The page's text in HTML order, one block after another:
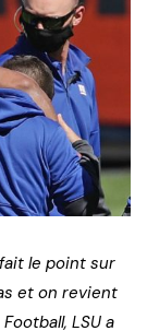
le point sur
et on revient
LSU a